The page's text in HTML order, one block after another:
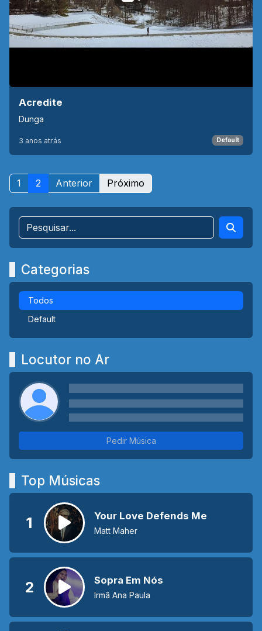
Acredite
Dunga
3 anos atrás Default
1 2 Anterior Próximo
Categorias
Todos
Default
Locutor no Ar
Pedir Música
Top Músicas
1 Your Love Defends Me
Matt Maher
2 Sopra Em Nós
Irmã Ana Paula